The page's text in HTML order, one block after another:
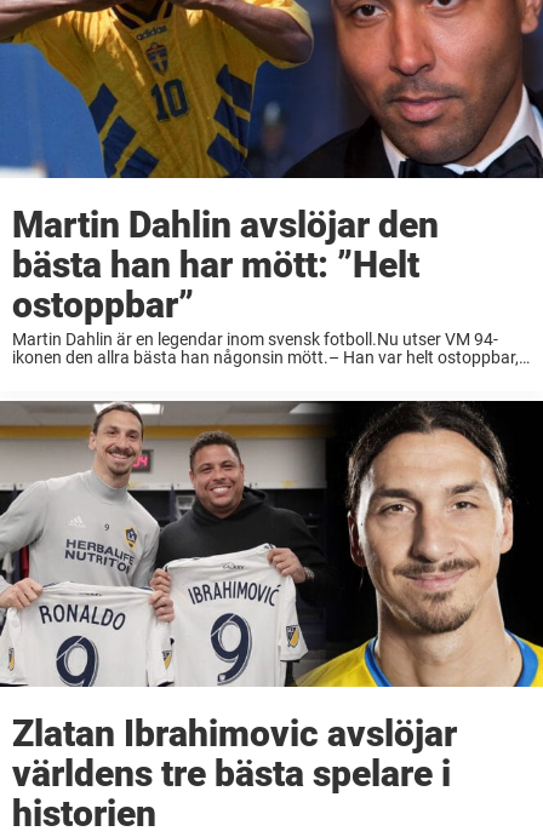
Martin Dahlin avslöjar den
bästa han har mött: ”Helt
ostoppbar”
Martin Dahlin är en legendar inom svensk fotboll.Nu utser VM 94-
ikonen den allra bästa han någonsin mött.– Han var helt ostoppbar,
Zlatan Ibrahimovic avslöjar
världens tre bästa spelare i
historien